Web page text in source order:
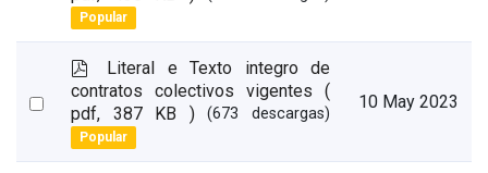
item
Popular
Select
item
p
d
Literal e Texto integro de
contratos colectivos vigentes
(
pdf, 387 KB )
(673 descargas)
Popular
10 May 2023